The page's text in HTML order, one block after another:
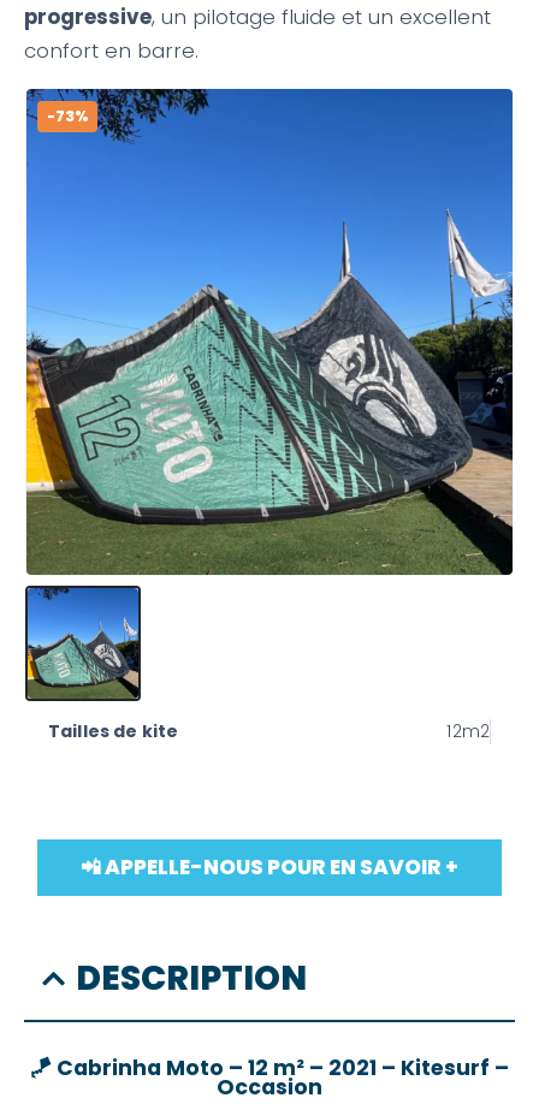
progressive, un pilotage fluide et un excellent
confort en barre.
-73%
Tailles de kite 12m2
📲 APPELLE-NOUS POUR EN SAVOIR +
DESCRIPTION
🪁 Cabrinha Moto – 12 m² – 2021 – Kitesurf –
Occasion